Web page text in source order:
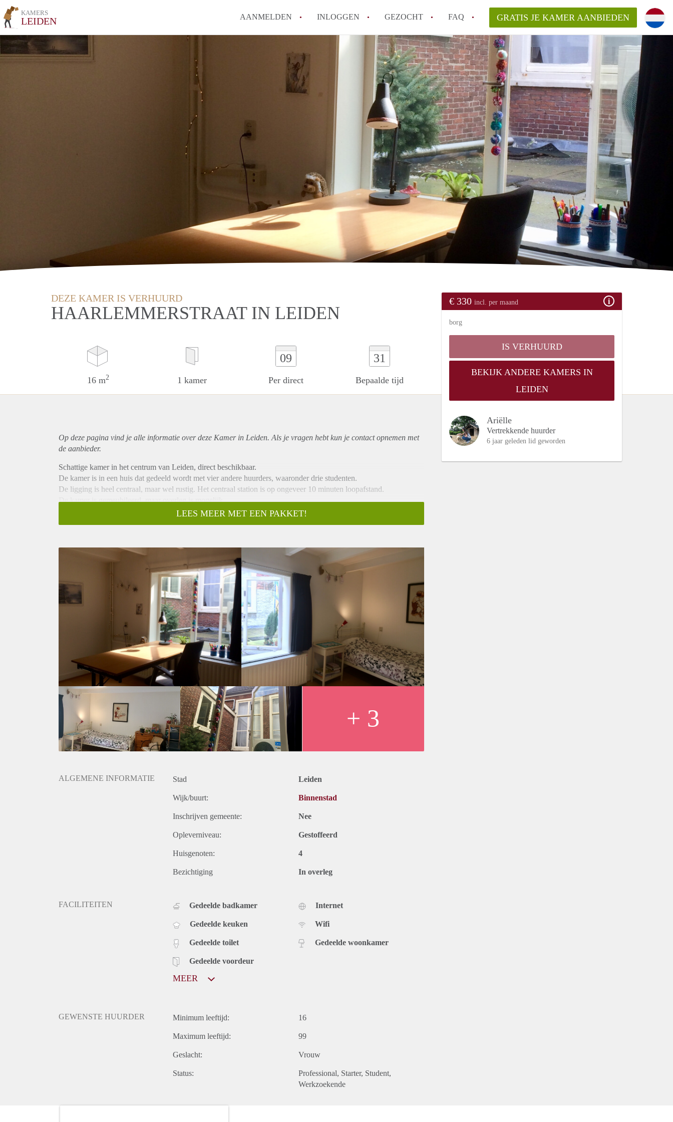
KAMERS
LEIDEN AANMELDEN INLOGGEN GEZOCHT FAQ
Tips: om in Leiden een kamer te vinden!
How to translate KamersLeiden!
Wat is KamersLeiden?
Wat is de privacyverklaring van KamersLeiden?
Berekent KamersLeiden makelaarsvergoeding/bemiddelingsvergoeding?
Alle veelgestelde vragen
GRATIS JE KAMER AANBIEDEN
DEZE KAMER IS VERHUURD
HAARLEMMERSTRAAT IN LEIDEN
16 m2 1 kamer
09
Per direct
31
Bepaalde tijd
€ 330 incl. per maand
borg
IS VERHUURD
BEKIJK ANDERE KAMERS IN
LEIDEN
Ariëlle
Vertrekkende huurder
6 jaar geleden lid geworden
Op deze pagina vind je alle informatie over deze Kamer in Leiden. Als je vragen hebt kun je contact opnemen met
de aanbieder.
Schattige kamer in het centrum van Leiden, direct beschikbaar.
De kamer is in een huis dat gedeeld wordt met vier andere huurders, waaronder drie studenten.
De ligging is heel centraal, maar wel rustig. Het centraal station is op ongeveer 10 minuten loopafstand.
De kamer is gemeubileerd, maar overleg is mogelijk.
De huurprijs is inclusief gas, water, elektriciteit en internet.
LEES MEER MET EEN PAKKET!
+ 3
ALGEMENE INFORMATIE Stad Leiden
Wijk/buurt: Binnenstad
Inschrijven gemeente: Nee
Opleverniveau: Gestoffeerd
Huisgenoten: 4
Bezichtiging In overleg
FACILITEITEN Gedeelde badkamer
Gedeelde keuken
Gedeelde toilet
Gedeelde voordeur
Internet
Wifi
Gedeelde woonkamer
MEER
GEWENSTE HUURDER Minimum leeftijd: 16
Maximum leeftijd: 99
Geslacht: Vrouw
Status: Professional Starter Student
Werkzoekende